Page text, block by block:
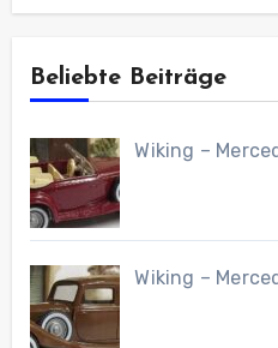
Beliebte Beiträge
Wiking –
Wiking –